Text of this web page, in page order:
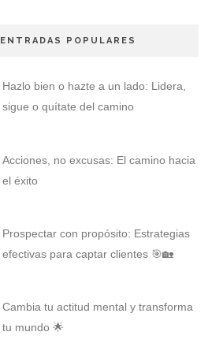
ENTRADAS POPULARES
Hazlo bien o hazte a un lado: Lidera,
sigue o quítate del camino
Acciones, no excusas: El camino hacia
el éxito
Prospectar con propósito: Estrategias
efectivas para captar clientes 🎯🏡
Cambia tu actitud mental y transforma
tu mundo 🌟